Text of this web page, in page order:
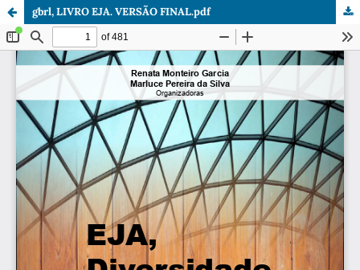
gbrl, LIVRO EJA. VERSÃO FINAL.pdf